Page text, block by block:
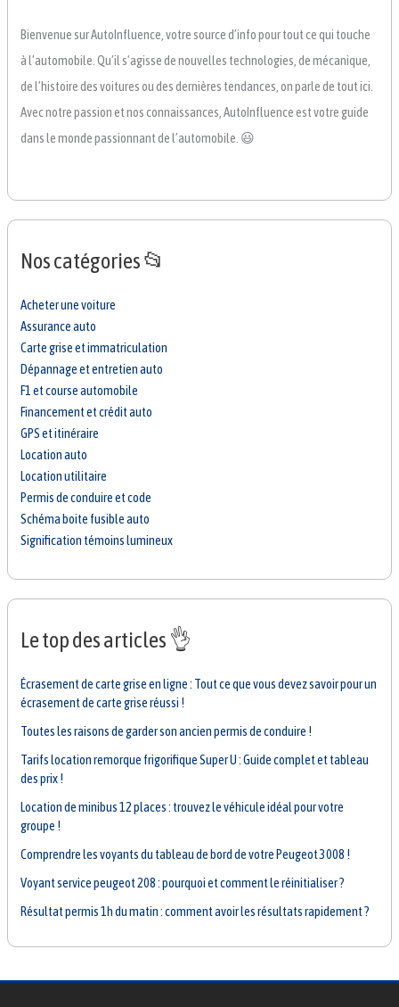
Bienvenue sur AutoInfluence, votre source d’info pour tout ce qui touche
à l’automobile. Qu’il s’agisse de nouvelles technologies, de mécanique,
de l’histoire des voitures ou des dernières tendances, on parle de tout ici.
Avec notre passion et nos connaissances, AutoInfluence est votre guide
dans le monde passionnant de l’automobile. 😃
Nos catégories 📂
Acheter une voiture
Assurance auto
Carte grise et immatriculation
Dépannage et entretien auto
F1 et course automobile
Financement et crédit auto
GPS et itinéraire
Location auto
Location utilitaire
Permis de conduire et code
Schéma boite fusible auto
Signification témoins lumineux
Le top des articles 👌
Écrasement de carte grise en ligne : Tout ce que vous devez savoir pour un
écrasement de carte grise réussi !
Toutes les raisons de garder son ancien permis de conduire !
Tarifs location remorque frigorifique Super U : Guide complet et tableau
des prix !
Location de minibus 12 places : trouvez le véhicule idéal pour votre
groupe !
Comprendre les voyants du tableau de bord de votre Peugeot 3008 !
Voyant service peugeot 208 : pourquoi et comment le réinitialiser ?
Résultat permis 1h du matin : comment avoir les résultats rapidement ?